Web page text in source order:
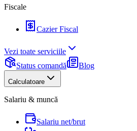
Fiscale
Cazier Fiscal
Vezi toate serviciile
Status comandă
Blog
Calculatoare
Salariu & muncă
Salariu net/brut